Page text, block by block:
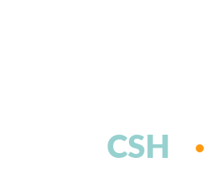
CSH